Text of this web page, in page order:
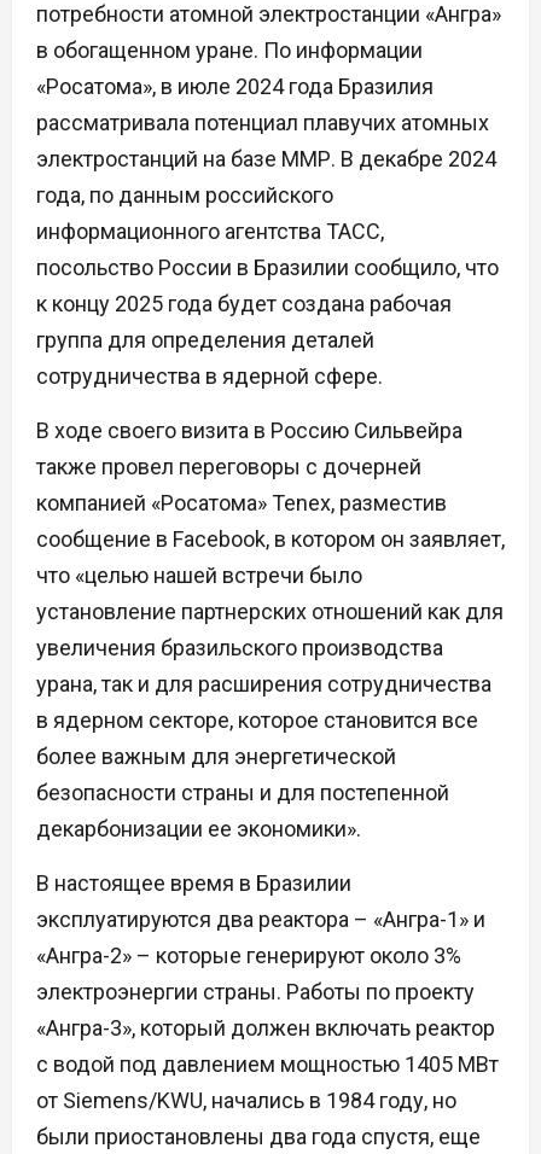
потребности атомной электростанции «Ангра»
в обогащенном уране. По информации
«Росатома», в июле 2024 года Бразилия
рассматривала потенциал плавучих атомных
электростанций на базе ММР. В декабре 2024
года, по данным российского
информационного агентства ТАСС,
посольство России в Бразилии сообщило, что
к концу 2025 года будет создана рабочая
группа для определения деталей
сотрудничества в ядерной сфере.
В ходе своего визита в Россию Сильвейра
также провел переговоры с дочерней
компанией «Росатома» Tenex, разместив
сообщение в Facebook, в котором он заявляет,
что «целью нашей встречи было
установление партнерских отношений как для
увеличения бразильского производства
урана, так и для расширения сотрудничества
в ядерном секторе, которое становится все
более важным для энергетической
безопасности страны и для постепенной
декарбонизации ее экономики».
В настоящее время в Бразилии
эксплуатируются два реактора – «Ангра-1» и
«Ангра-2» – которые генерируют около 3%
электроэнергии страны. Работы по проекту
«Ангра-3», который должен включать реактор
с водой под давлением мощностью 1405 МВт
от Siemens/KWU, начались в 1984 году, но
были приостановлены два года спустя, еще